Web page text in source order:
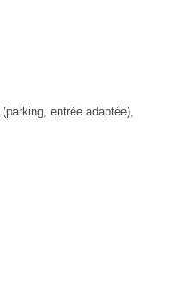
(parking, entrée adaptée),